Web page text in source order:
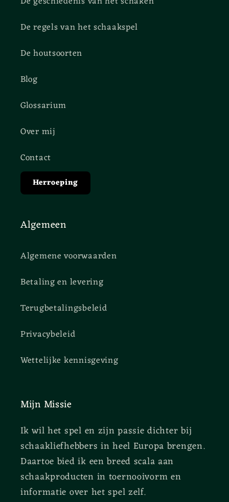
De regels van het schaakspel
De houtsoorten
Blog
Glossarium
Over mij
Contact
Herroeping
Algemeen
Algemene voorwaarden
Betaling en levering
Terugbetalingsbeleid
Privacybeleid
Wettelijke kennisgeving
Mijn Missie
Ik wil het spel en zijn passie dichter bij
schaakliefhebbers in heel Europa brengen.
Daartoe bied ik een breed scala aan
schaakproducten in toernooivorm en
informatie over het spel zelf.